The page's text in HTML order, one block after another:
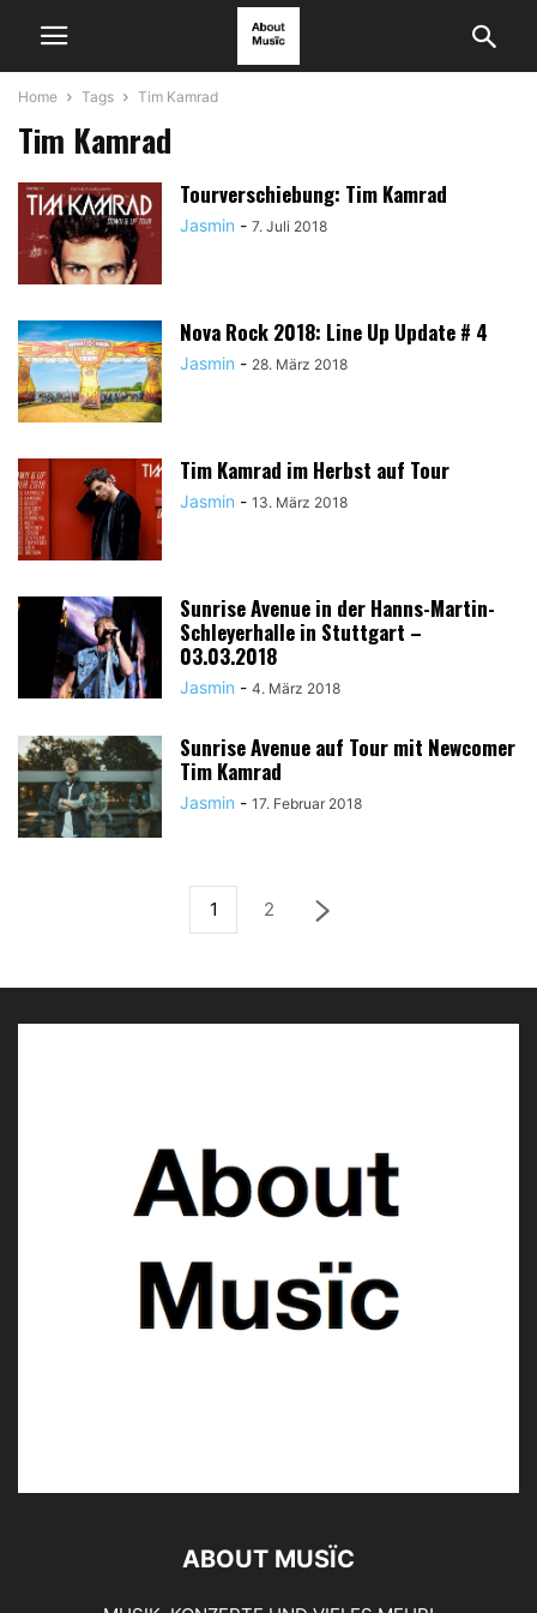
Home Tags Tim Kamrad
Tim Kamrad
Tourverschiebung: Tim Kamrad
Jasmin - 7. Juli 2018
Nova Rock 2018: Line Up Update # 4
Jasmin - 28. März 2018
Tim Kamrad im Herbst auf Tour
Jasmin - 13. März 2018
Sunrise Avenue in der Hanns-Martin-
Schleyerhalle in Stuttgart –
03.03.2018
Jasmin - 4. März 2018
Sunrise Avenue auf Tour mit Newcomer
Tim Kamrad
Jasmin - 17. Februar 2018
1 2
ABOUT MUSÏC